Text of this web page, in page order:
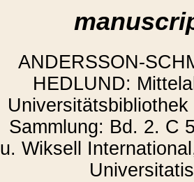
ANDERSSON-
HEDLUND:
Sammlung: Bd. 2. C
u. Wiksell